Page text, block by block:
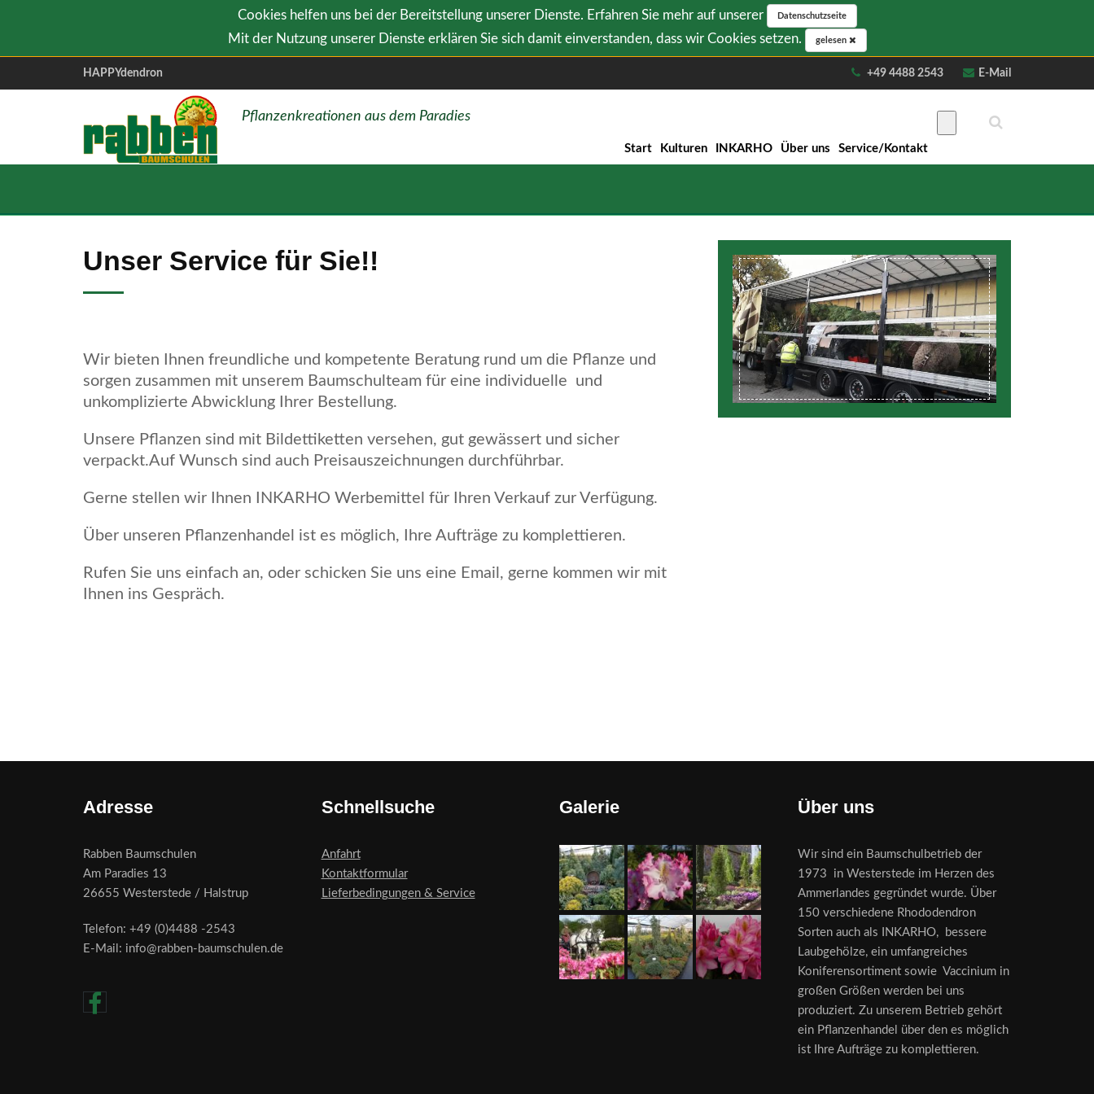
Cookies helfen uns bei der Bereitstellung unserer Dienste. Erfahren Sie mehr auf unserer Datenschutzseite
Mit der Nutzung unserer Dienste erklären Sie sich damit einverstanden, dass wir Cookies setzen. gelesen
HAPPYdendron +49 4488 2543 E-Mail
Pflanzenkreationen aus dem Paradies
Start Kulturen INKARHO Über uns Service/Kontakt
Unser Service für Sie!!
Wir bieten Ihnen freundliche und kompetente Beratung rund um die Pflanze und
sorgen zusammen mit unserem Baumschulteam für eine individuelle und
unkomplizierte Abwicklung Ihrer Bestellung.
Unsere Pflanzen sind mit Bildettiketten versehen, gut gewässert und sicher
verpackt.Auf Wunsch sind auch Preisauszeichnungen durchführbar.
Gerne stellen wir Ihnen INKARHO Werbemittel für Ihren Verkauf zur Verfügung.
Über unseren Pflanzenhandel ist es möglich, Ihre Aufträge zu komplettieren.
Rufen Sie uns einfach an, oder schicken Sie uns eine Email, gerne kommen wir mit
Ihnen ins Gespräch.
Adresse
Rabben Baumschulen
Am Paradies 13
26655 Westerstede / Halstrup
Telefon: +49 (0)4488 -2543
E-Mail: info@rabben-baumschulen.de
Schnellsuche
Anfahrt
Kontaktformular
Lieferbedingungen & Service
Galerie Über uns
Wir sind ein Baumschulbetrieb der
1973 in Westerstede im Herzen des
Ammerlandes gegründet wurde. Über
150 verschiedene Rhododendron
Sorten auch als INKARHO, bessere
Laubgehölze, ein umfangreiches
Koniferensortiment sowie Vaccinium in
großen Größen werden bei uns
produziert. Zu unserem Betrieb gehört
ein Pflanzenhandel über den es möglich
ist Ihre Aufträge zu komplettieren.